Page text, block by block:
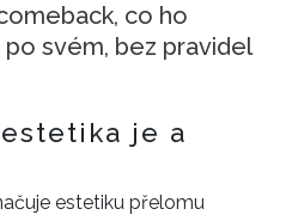
co ho
svém, bez pravidel
estetika je a
estetiku přelomu